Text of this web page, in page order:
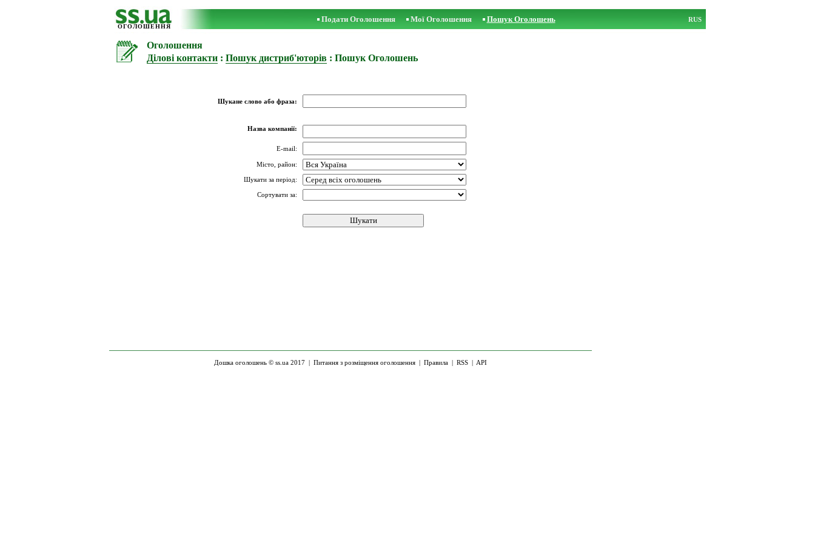
ОГОЛОШЕННЯ
Подати Оголошення Мої Оголошення Пошук Оголошень RUS
Оголошення
Ділові контакти : Пошук дистриб'юторів : Пошук Оголошень
Шукане слово або фраза:
Назва компанії:
E-mail:
Місто, район:
Шукати за період:
Сортувати за:
Дошка оголошень © ss.ua 2017 | Питання з розміщення оголошення | Правила | RSS | API